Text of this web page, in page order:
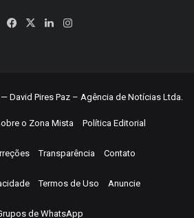
Facebook
X LinkedinInstagram
David Pires Paz – Agência de Notícias Ltda.
o Zona Mista Política Editorial
Transparência Contato
Termos de Uso Anuncie
de WhatsApp